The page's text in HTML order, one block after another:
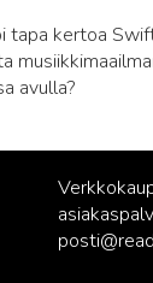
tapa kertoa
avulla?